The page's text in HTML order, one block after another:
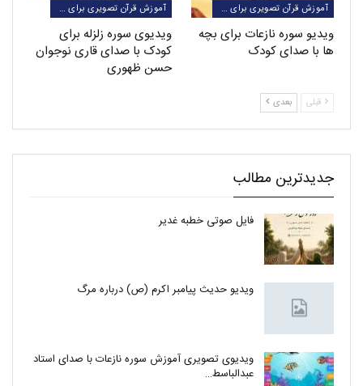
آموزش قرآن تصویری برای کودکان
ویدیو سوره نازعات برای بچه
ها با صدای کودک
آموزش قرآن تصویری برای کودکان
ویدیوی سوره زلزله برای
کودک با صدای قاری نوجوان
حسن ظهوری
قبلی بعدی
جدیدترین مطالب
فایل صوتی خطبه غدیر
ویدیو حدیث پیامبر اکرم (ص) درباره مرگ
ویدیوی تصویری آموزش سوره نازعات با صدای استاد
عبدالباسط…